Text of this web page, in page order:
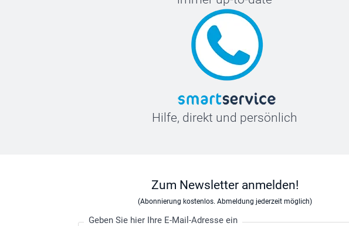
Hilfe, direkt und persönlich
Zum Newsletter anmelden!
(Abonnierung kostenlos. Abmeldung jederzeit möglich)
Geben Sie hier Ihre E-Mail-Adresse ein